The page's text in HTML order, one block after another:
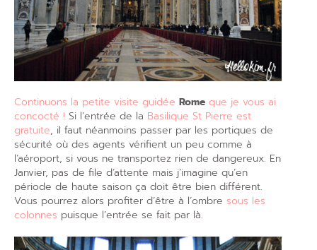
Continuons la petite visite guidée Rome que je vous ai
concocté ! Si l’entrée de la Basilique St Pierre est
gratuite, il faut néanmoins passer par les portiques de
sécurité où des agents vérifient un peu comme à
l’aéroport, si vous ne transportez rien de dangereux. En
Janvier, pas de file d’attente mais j’imagine qu’en
période de haute saison ça doit être bien différent.
Vous pourrez alors profiter d’être à l’ombre sous les
colonnes puisque l’entrée se fait par là.